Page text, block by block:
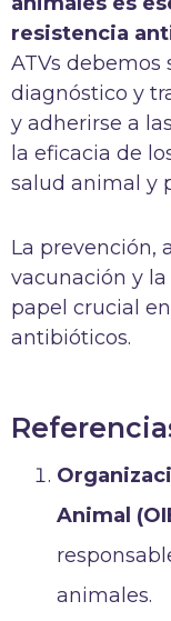
resistencia
ATVs debemos
diagnóstico y
y adherirse a
la eficacia de
salud animal y
La prevención,
vacunación y
papel crucial
antibióticos.
Animal
animales.